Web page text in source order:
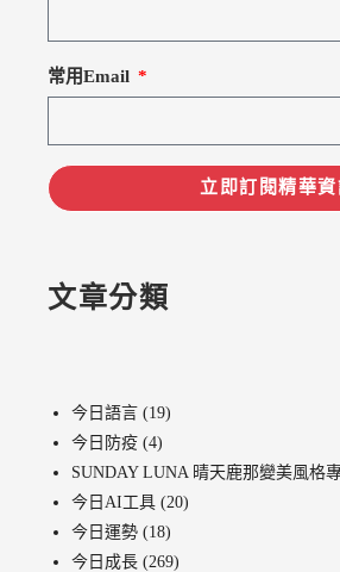
常用Email
立即訂閱精華資
文章分類
今日語言 (19)
今日防疫 (4)
SUNDAY LUNA 晴天鹿那變美風格
今日AI工具 (20)
今日運勢 (18)
今日成長 (269)